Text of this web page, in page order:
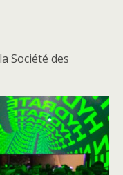
Société des